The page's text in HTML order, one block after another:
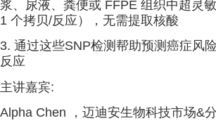
浆、尿液、粪便或 FFPE 组织中超灵
1 个拷贝/反应），无需提取核酸
3. 通过这些SNP检测帮助预测癌症风
反应
主讲嘉宾:
Alpha Chen ，迈迪安生物科技市场&